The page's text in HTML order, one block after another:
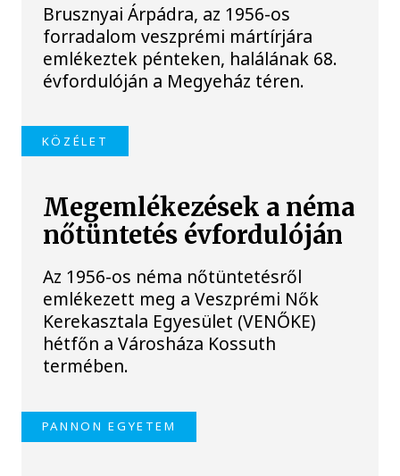
Brusznyai Árpádra, az 1956-os
forradalom veszprémi mártírjára
emlékeztek pénteken, halálának 68.
évfordulóján a Megyeház téren.
KÖZÉLET
Megemlékezések a néma
nőtüntetés évfordulóján
Az 1956-os néma nőtüntetésről
emlékezett meg a Veszprémi Nők
Kerekasztala Egyesület (VENŐKE)
hétfőn a Városháza Kossuth
termében.
PANNON EGYETEM